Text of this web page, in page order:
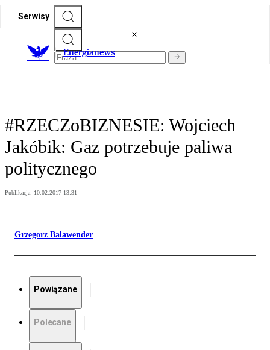
Serwisy
Energianews
#RZECZoBIZNESIE: Wojciech
Jakóbik: Gaz potrzebuje paliwa
politycznego
Publikacja: 10.02.2017 13:31
Grzegorz Balawender
Powiązane
Polecane